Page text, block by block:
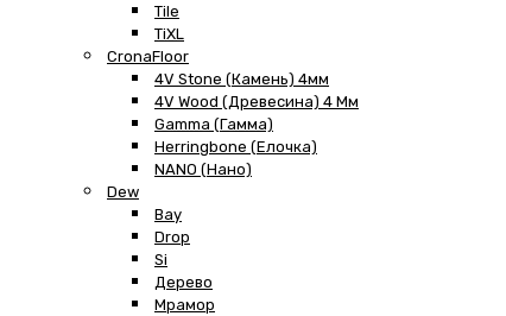
Tile
TiXL
CronaFloor
4V Stone (Камень) 4мм
4V Wood (Древесина) 4 Мм
Gamma (Гамма)
Herringbone (Елочка)
NANO (Нано)
Dew
Bay
Drop
Si
Дерево
Мрамор